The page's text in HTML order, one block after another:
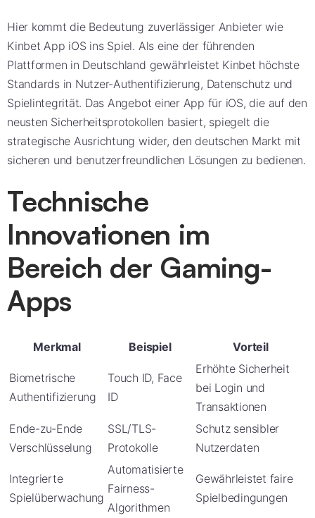
Hier kommt die Bedeutung zuverlässiger Anbieter wie
Kinbet App iOS ins Spiel. Als eine der führenden
Plattformen in Deutschland gewährleistet Kinbet höchste
Standards in Nutzer-Authentifizierung, Datenschutz und
Spielintegrität. Das Angebot einer App für iOS, die auf den
neusten Sicherheitsprotokollen basiert, spiegelt die
strategische Ausrichtung wider, den deutschen Markt mit
sicheren und benutzerfreundlichen Lösungen zu bedienen.
Technische
Innovationen im
Bereich der Gaming-
Apps
Merkmal Beispiel Vorteil
Biometrische
Authentifizierung
Touch ID, Face
ID
Erhöhte Sicherheit
bei Login und
Transaktionen
Ende-zu-Ende
Verschlüsselung
SSL/TLS-
Protokolle
Schutz sensibler
Nutzerdaten
Integrierte
Spielüberwachung
Automatisierte
Fairness-
Algorithmen
Gewährleistet faire
Spielbedingungen